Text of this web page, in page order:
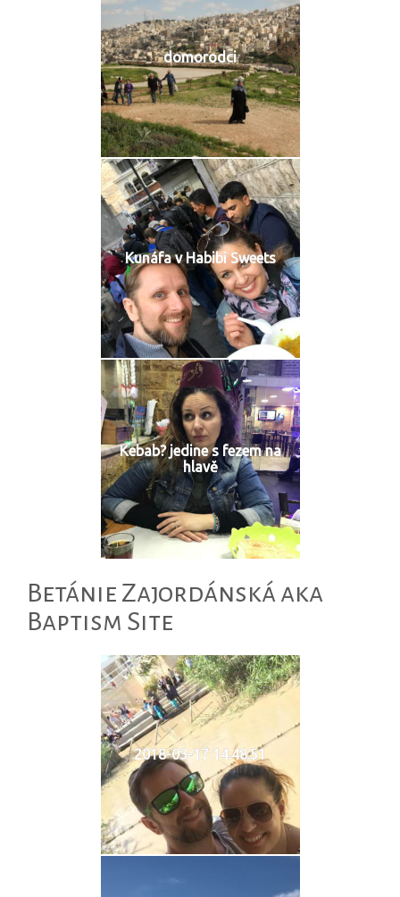
domorodci
Kunáfa v Habibi Sweets
Kebab? jedine s fezem na
hlavě
Betánie Zajordánská aka
Baptism Site
2018-03-17 14.48.51